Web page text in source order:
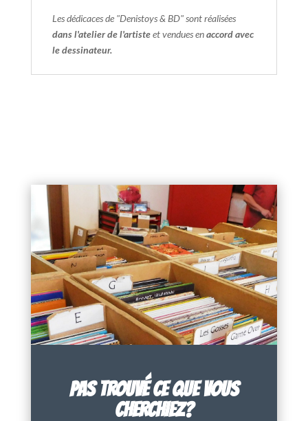
Les dédicaces de "Denistoys & BD" sont réalisées
dans l'atelier de l'artisteet vendues enaccord avec
le dessinateur.
PAS TROUVÉ CE QUE VOUS
CHERCHIEZ?